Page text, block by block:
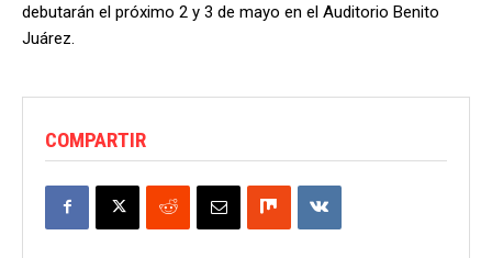
debutarán el próximo 2 y 3 de mayo en el Auditorio Benito
Juárez.
COMPARTIR